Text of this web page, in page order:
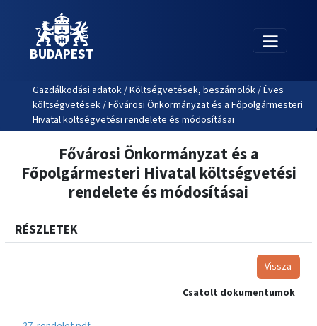
BUDAPEST
Gazdálkodási adatok / Költségvetések, beszámolók / Éves
költségvetések / Fővárosi Önkormányzat és a Főpolgármesteri
Hivatal költségvetési rendelete és módosításai
Fővárosi Önkormányzat és a
Főpolgármesteri Hivatal költségvetési
rendelete és módosításai
RÉSZLETEK
Vissza
Csatolt dokumentumok